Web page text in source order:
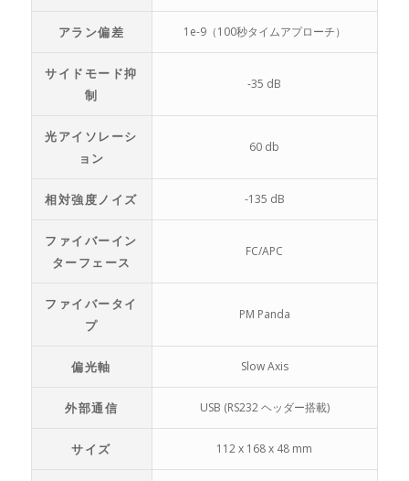
アラン偏差 1e-9（100秒タイムアプローチ）
サイドモード抑
制
-35 dB
光アイソレーシ
ョン
60 db
相対強度ノイズ -135 dB
ファイバーイン
ターフェース
FC/APC
ファイバータイ
プ
PM Panda
偏光軸 Slow Axis
外部通信 USB (RS232 ヘッダー搭載)
サイズ 112 x 168 x 48 mm